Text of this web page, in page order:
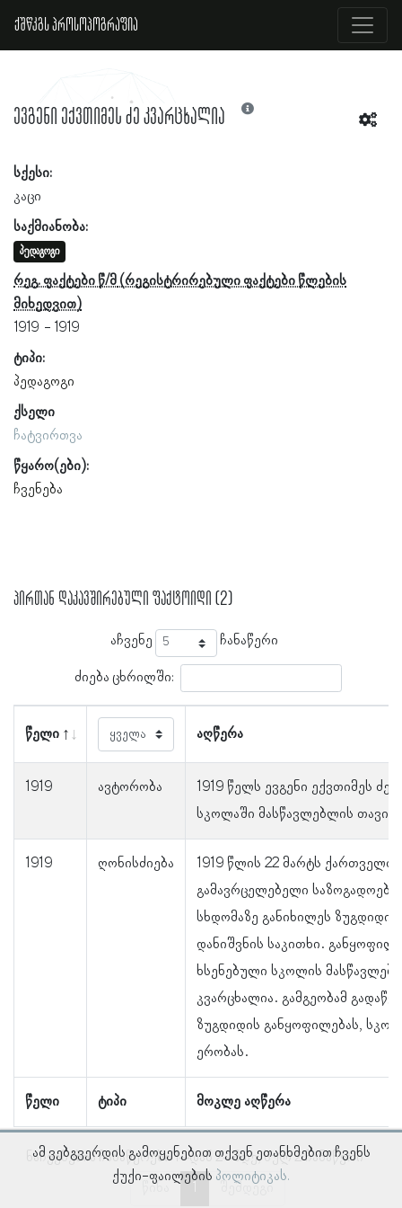
ქშწკგს პროსოპოგრაფია
ევგენი ექვთიმეს ძე კვარცხალია
სქესი:
კაცი
საქმიანობა:
პედაგოგი
რეგ. ფაქტები წ/მ
1919
1919
ტიპი:
პედაგოგი
ქსელი
ჩატვირთვა
წყარო(ები):
ჩვენება
პირთან დაკავშირებული ფაქტოიდი (2)
აჩვენე ჩანაწერი
ძიება ცხრილში:
წელი აღწერა
წელი ტიპი მოკლე აღწერა
1919 ავტორობა
1919 წელს ევგენი ექვთიმეს ძე
სკოლაში მასწავლებლის
1919 ღონისძიება
1919 წლის 22 მარტს
გამავრცელებელი
სხდომაზე განიხილეს
დანიშვნის საკითხი.
ხსენებული სკოლის
კვარცხალია. გამგეობამ
ზუგდიდის განყოფილებას,
ერობას.
ნაჩვენებია ჩანაწერები 1–დან 2–მდე, სულ 2 ჩანაწერი
წინა
შემდეგი
ამ ვებგვერდის გამოყენებით თქვენ ეთანხმებით ჩვენს
ქუქი-ფაილების პოლიტიკას.